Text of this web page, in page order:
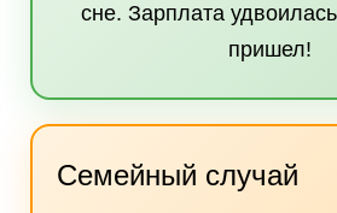
сне. Зарплата
пришел!
Семейный случай